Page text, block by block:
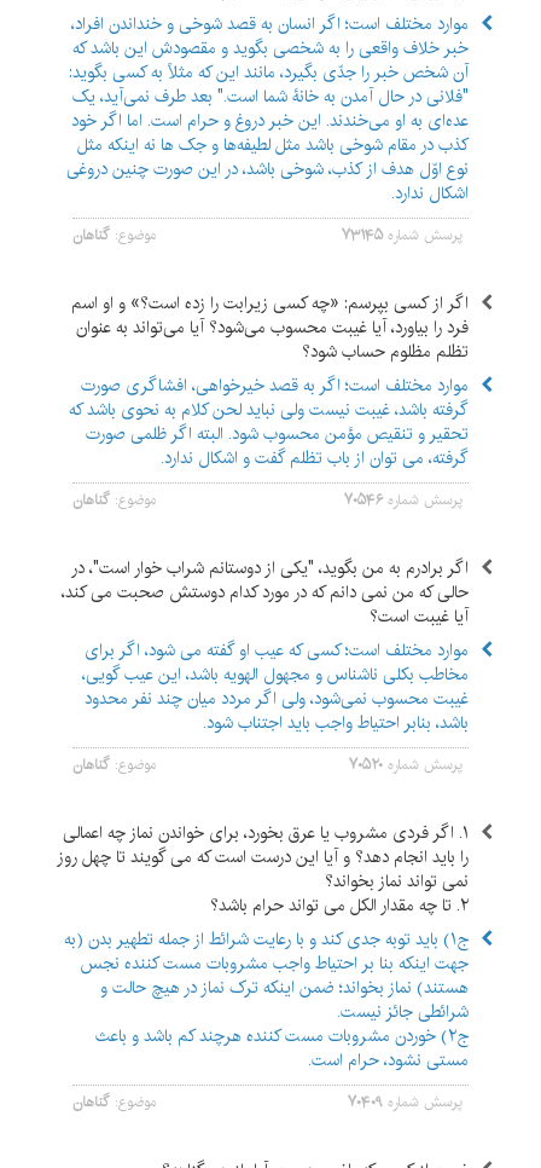
موارد مختلف است؛ اگر انسان به قصد شوخی و خنداندن افراد،
خبر خلاف واقعی را به شخصی بگوید و مقصودش این باشد که
آن شخص خبر را جدّی بگیرد، مانند این که مثلاً به کسی بگوید:
"فلانی در حال آمدن به خانۀ شما است." بعد طرف نمی‌آید، یک
عده‌ای به او می‌خندند. این خبر دروغ و حرام است. اما اگر خود
کذب در مقام شوخی باشد مثل لطیفه‌ها و جک ها نه اینکه مثل
نوع اوّل هدف از کذب، شوخی باشد، در این صورت چنین دروغی
اشکال ندارد.
پرسش شماره۷۳۱۴۵ موضوع: گناهان
اگر از کسی بپرسم: «چه کسی زیرابت را زده است؟» و او اسم
فرد را بیاورد، آیا غیبت محسوب می‌شود؟ آیا می‌تواند به عنوان
تظلم مظلوم حساب شود؟
موارد مختلف است؛ اگر به قصد خیرخواهی، افشاگری صورت
گرفته باشد، غیبت نیست ولی نباید لحن کلام به نحوی باشد که
تحقیر و تنقیص مؤمن محسوب شود. البته اگر ظلمی صورت
گرفته، می توان از باب تظلم گفت و اشکال ندارد.
پرسش شماره ۷۰۵۴۶ موضوع: گناهان
اگر برادرم به من بگوید، "یکی از دوستانم شراب خوار است"، در
حالی که من نمی دانم که در مورد کدام دوستش صحبت می کند،
آیا غیبت است؟
موارد مختلف است؛ کسی که عیب او گفته می شود، اگر برای
مخاطب بکلی ناشناس و مجهول الهویه باشد، این عیب گویی،
غیبت محسوب نمی‌شود، ولی اگر مردد میان چند نفر محدود
باشد، بنابر احتیاط واجب باید اجتناب شود.
پرسش شماره ۷۰۵۲۰ موضوع: گناهان
۱. اگر فردی مشروب یا عرق بخورد، برای خواندن نماز چه اعمالی
را باید انجام دهد؟ و آیا این درست است که می گویند تا چهل روز
نمی تواند نماز بخواند؟
۲. تا چه مقدار الکل می تواند حرام باشد؟
ج۱) باید توبه جدی کند و با رعایت شرائط از جمله تطهیر بدن (به
جهت اینکه بنا بر احتیاط واجب مشروبات مست کننده نجس
هستند) نماز بخواند؛ ضمن اینکه ترک نماز در هیچ حالت و
شرائطی جائز نیست.
ج۲) خوردن مشروبات مست کننده هرچند کم باشد و باعث
مستی نشود، حرام است.
پرسش شماره ۷۰۴۰۹ موضوع: گناهان